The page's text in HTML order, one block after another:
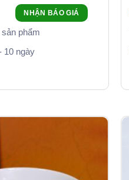
phẩm
10 ngày
NHẬN BÁO GIÁ